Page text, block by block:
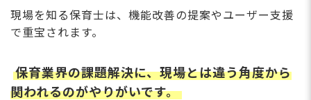
現場を知る保育士は、機能改善の提案やユーザー支援
で重宝されます。
保育業界の課題解決に、現場とは違う角度から
関われるのがやりがいです。